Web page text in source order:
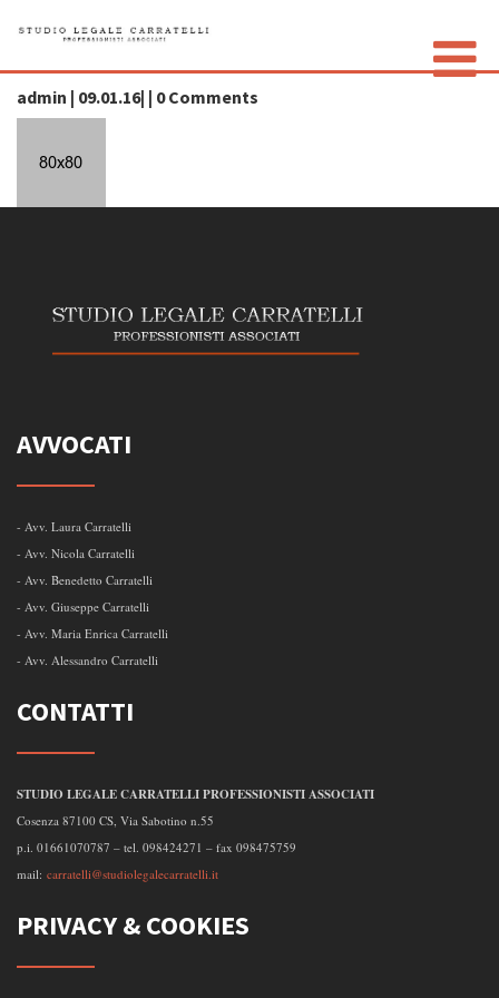
icon8-white
admin | 09.01.16| | 0 Comments
AVVOCATI
- Avv. Laura Carratelli
- Avv. Nicola Carratelli
- Avv. Benedetto Carratelli
- Avv. Giuseppe Carratelli
- Avv. Maria Enrica Carratelli
- Avv. Alessandro Carratelli
CONTATTI
STUDIO LEGALE CARRATELLI PROFESSIONISTI ASSOCIATI
Cosenza 87100 CS, Via Sabotino n.55
p.i. 01661070787 – tel. 098424271 – fax 098475759
mail: carratelli@studiolegalecarratelli.it
PRIVACY & COOKIES